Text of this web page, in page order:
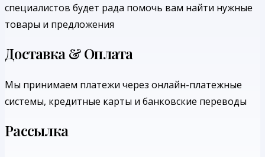
специалистов будет рада помочь вам найти нужные
товары и предложения
Доставка & Оплата
Мы принимаем платежи через онлайн-платежные
системы, кредитные карты и банковские переводы
Рассылка